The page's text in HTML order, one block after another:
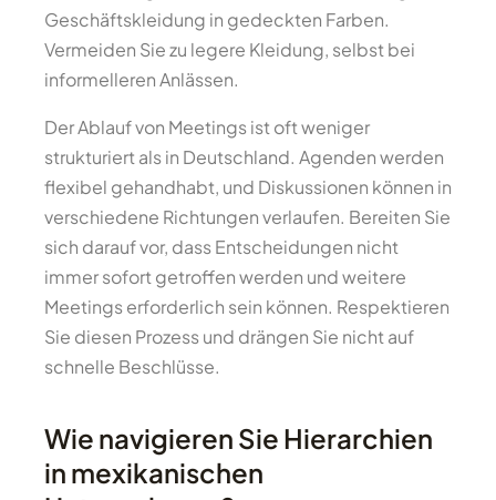
Geschäftskleidung in gedeckten Farben.
Vermeiden Sie zu legere Kleidung, selbst bei
informelleren Anlässen.
Der Ablauf von Meetings ist oft weniger
strukturiert als in Deutschland. Agenden werden
flexibel gehandhabt, und Diskussionen können in
verschiedene Richtungen verlaufen. Bereiten Sie
sich darauf vor, dass Entscheidungen nicht
immer sofort getroffen werden und weitere
Meetings erforderlich sein können. Respektieren
Sie diesen Prozess und drängen Sie nicht auf
schnelle Beschlüsse.
Wie navigieren Sie Hierarchien
in mexikanischen